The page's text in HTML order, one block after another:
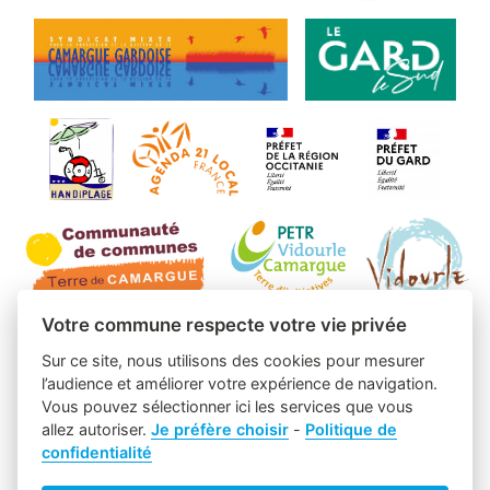
Votre commune respecte votre vie privée
Sur ce site, nous utilisons des cookies pour mesurer
l’audience et améliorer votre expérience de navigation.
Vous pouvez sélectionner ici les services que vous
allez autoriser.Je préfère choisir - Politique de
confidentialité